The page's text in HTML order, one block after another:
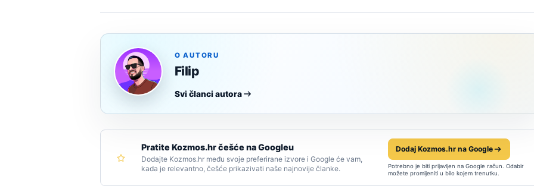
O AUTORU
Filip
Svi članci autora
Pratite Kozmos.hr češće na Googleu
Dodajte Kozmos.hr među svoje preferirane izvore i Google će vam,
kada je relevantno, češće prikazivati naše najnovije članke.
Dodaj Kozmos.hr na Google
Potrebno je biti prijavljen na Google račun. Odabir
možete promijeniti u bilo kojem trenutku.